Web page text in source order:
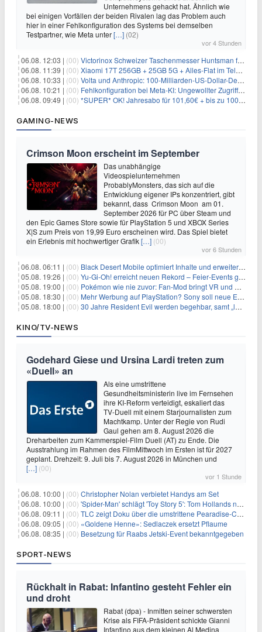
Unternehmens gehackt hat. Ähnlich wie
bei einigen Vorfällen der beiden Rivalen lag das Problem auch
hier in einer Fehlkonfiguration des Systems bei demselben
Testpartner, wie Meta unter[…] (02)
vor 4 Stunden
06.08. 12:03 | (00) Victorinox Schweizer Taschenmesser Huntsman für 32,99€
06.08. 11:39 | (00) Xiaomi 17T 256GB + 25GB 5G + Alles-Flat im Telekom-Netz für 9,99€/Monat
06.08. 10:33 | (00) Volta und Anthropic: 100-Milliarden-US-Dollar-Deal für KI-Rechenleistung
06.08. 10:21 | (00) Fehlkonfiguration bei Meta-KI: Ungewollter Zugriff auf fremde Systeme
06.08. 09:49 | (00) *SUPER* OK! Jahresabo für 101,60€ + bis zu 100€ Prämie
GAMING-NEWS
Crimson Moon erscheint im September
Das unabhängige
Videospielunternehmen
ProbablyMonsters, das sich auf die
Entwicklung eigener IPs konzentriert, gibt
bekannt, dass Crimson Moon am 01.
September 2026 für PC über Steam und
den Epic Games Store sowie für PlayStation 5 und XBOX Series
X|S zum Preis von 19,99 Euro erscheinen wird. Das Spiel bietet
ein Erlebnis mit hochwertiger Grafik[…] (00)
vor 6 Stunden
06.08. 06:11 | (00) Black Desert Mobile optimiert Inhalte und erweitert Treasure Access
05.08. 19:26 | (00) Yu‑Gi‑Oh! erreicht neuen Rekord – Feier‑Events gestartet
05.08. 19:00 | (00) Pokémon wie nie zuvor: Fan-Mod bringt VR und Ego-Perspektive nach Kanto
05.08. 18:30 | (00) Mehr Werbung auf PlayStation? Sony soll neue Einnahmequellen prüfen
05.08. 18:00 | (00) 30 Jahre Resident Evil werden begehbar, samt „lebensgroßem Leon“
KINO/TV-NEWS
Godehard Giese und Ursina Lardi treten zum
«Duell» an
Als eine umstrittene
Gesundheitsministerin live im Fernsehen
ihre KI-Reform verteidigt, eskaliert das
TV-Duell mit einem Starjournalisten zum
Machtkamp. Unter der Regie von Rudi
Gaul gehen am 8. August 2026 die
Dreharbeiten zum Kammerspiel-Film Duell (AT) zu Ende. Die
Ausstrahlung im Rahmen des FilmMittwoch im Ersten ist für 2027
geplant. Drehzeit: 9. Juli bis 7. August 2026 in München und
[…] (00)
vor 1 Stunde
06.08. 10:00 | (00) Christopher Nolan verbietet Handys am Set
06.08. 10:00 | (00) 'Spider-Man' schlägt 'Toy Story 5': Tom Hollands neuer Film bricht alle Rekorde
06.08. 09:11 | (00) TLC zeigt Doku über die umstrittene Pearadise-Community
06.08. 09:05 | (00) «Goldene Henne»: Sedlaczek ersetzt Pflaume
06.08. 08:35 | (00) Besetzung für Raabs Jetski-Event bekanntgegeben
SPORT-NEWS
Rückhalt in Rabat: Infantino gesteht Fehler ein
und droht
Rabat (dpa) - Inmitten seiner schwersten
Krise als FIFA-Präsident schickte Gianni
Infantino aus dem kleinen Al Medina